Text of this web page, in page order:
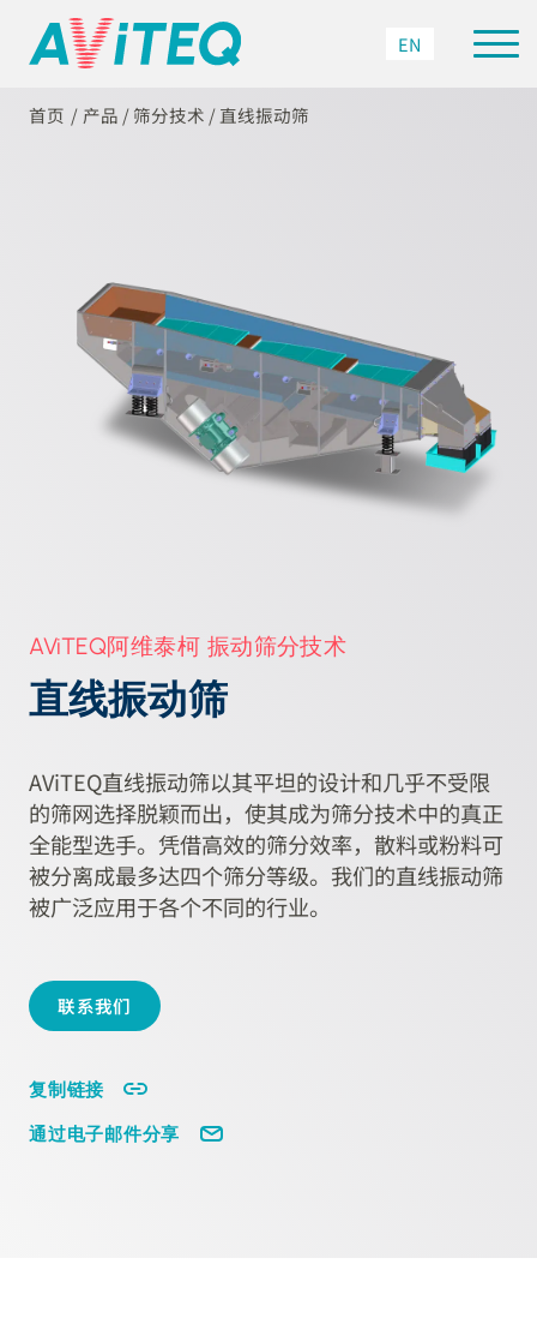
EN
首页 产品 /筛分技术 /直线振动筛
AViTEQ阿维泰柯 振动筛分技术
直线振动筛
AViTEQ直线振动筛以其平坦的设计和几乎不受限
的筛网选择脱颖而出，使其成为筛分技术中的真正
全能型选手。凭借高效的筛分效率，散料或粉料可
被分离成最多达四个筛分等级。我们的直线振动筛
被广泛应用于各个不同的行业。
联系我们
复制链接
通过电子邮件分享